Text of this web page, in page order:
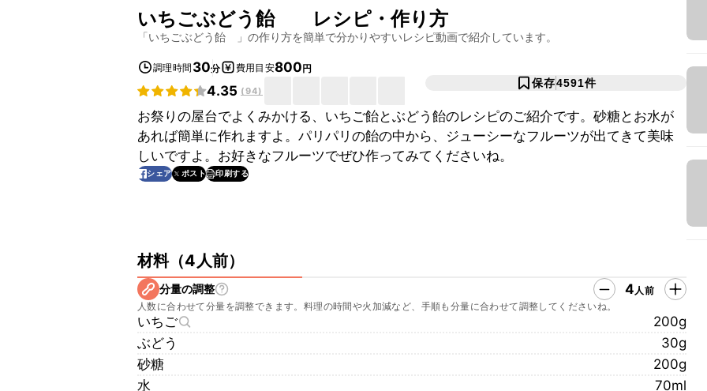
いちごぶどう飴 レシピ・作り方
「いちごぶどう飴 」の作り方を簡単で分かりやすいレシピ動画で紹介しています。
調理時間 30分 費用目安800円
4.35 (94)
保存4591件
お祭りの屋台でよくみかける、いちご飴とぶどう飴のレシピのご紹介です。砂糖とお水が
あれば簡単に作れますよ。パリパリの飴の中から、ジューシーなフルーツが出てきて美味
しいですよ。お好きなフルーツでぜひ作ってみてくださいね。
シェア ポスト 印刷する
材料（4人前）
分量の調整 4人前
人数に合わせて分量を調整できます。料理の時間や火加減など、手順も分量に合わせて調整してくださいね。
いちご
200g
ぶどう
30g
砂糖
200g
水
70ml